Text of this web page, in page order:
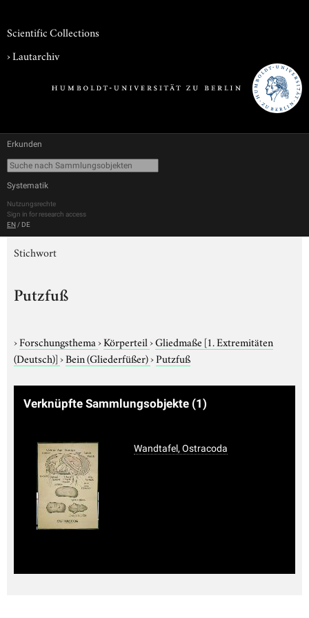
Scientific Collections
›Lautarchiv
Erkunden
Systematik
Nutzungsrechte
Sign in for research access
EN / DE
Stichwort
Putzfuß
›Forschungsthema›Körperteil›Gliedmaße [1. Extremitäten
(Deutsch)]›Bein (Gliederfüßer)›Putzfuß
Verknüpfte Sammlungsobjekte (1)
Wandtafel, Ostracoda